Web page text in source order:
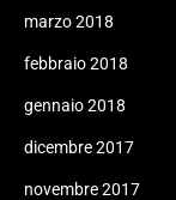
marzo 2018
febbraio 2018
gennaio 2018
dicembre 2017
novembre 2017